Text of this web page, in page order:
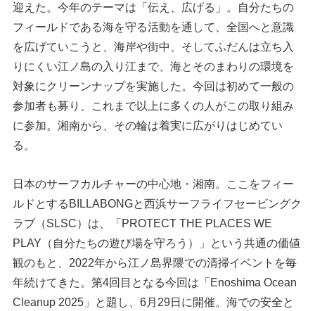
迎えた。今年のテーマは「伝え、広げる」。自分たちの
フィールドである海を守る活動を通して、全国へと意識
を広げていこうと、海岸や街中、そしてふだんは立ち入
りにくい江ノ島の入り江まで、海とそのまわりの環境を
対象にクリーンナップを実施した。今回は初めて一般の
参加者も募り、これまで以上に多くの人がこの取り組み
に参加。湘南から、その輪は着実に広がりはじめてい
る。
日本のサーフカルチャーの中心地・湘南。ここをフィー
ルドとするBILLABONGと西浜サーフライフセービングク
ラブ（SLSC）は、「PROTECT THE PLACES WE
PLAY（自分たちの遊び場を守ろう）」という共通の価値
観のもと、2022年から江ノ島界隈での清掃イベントを毎
年続けてきた。第4回目となる今回は「Enoshima Ocean
Cleanup 2025」と題し、6月29日に開催。海での安全と